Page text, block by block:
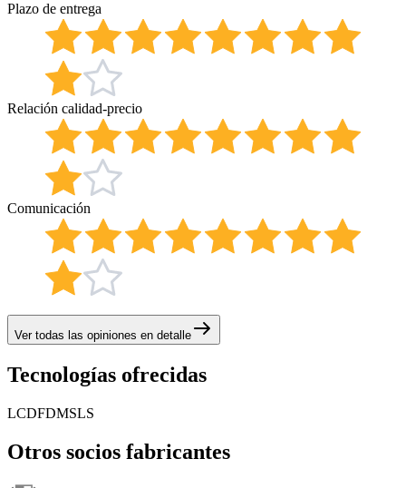
Plazo de entrega
Relación calidad-precio
Comunicación
Ver todas las opiniones en detalle
Tecnologías ofrecidas
LCDFDMSLS
Otros socios fabricantes